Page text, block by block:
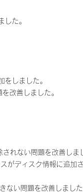
した。
をしました。
改善しました。
れない問題を改善しま
がディスク情報に追加
ない問題を改善しました